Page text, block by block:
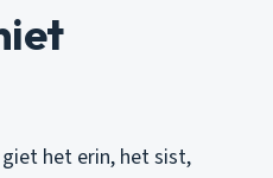
het erin, het sist,